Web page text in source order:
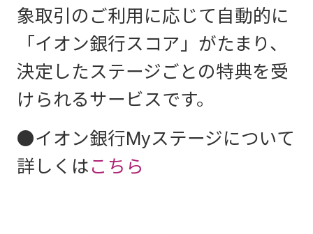
象取引のご利用に応じて自動的に
「イオン銀行スコア」がたまり、
決定したステージごとの特典を受
けられるサービスです。
●イオン銀行Myステージについて
詳しくはこちら